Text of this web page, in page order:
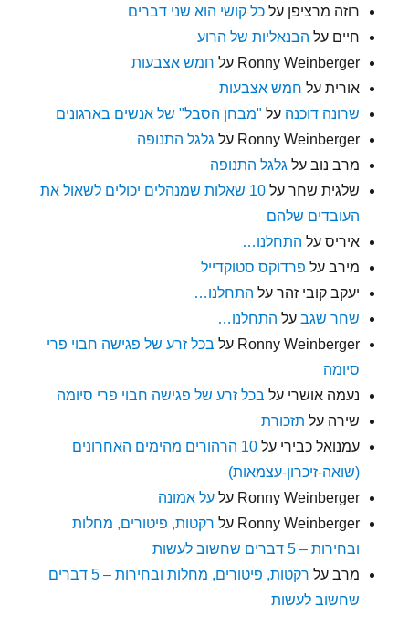
רוזה מרציפן עלכל קושי הוא שני דברים
חיים על הבנאליות של הרוע
Ronny Weinberger על חמש אצבעות
אורית על חמש אצבעות
שרונה דוכנה על "מבחן הסבל" של אנשים בארגונים
Ronny Weinberger על גלגל התנופה
מרב נוב על גלגל התנופה
שלגית שחר על
10 שאלות שמנהלים יכולים לשאול את
העובדים שלהם
איריס על התחלנו…
מירב על פרדוקס סטוקדייל
יעקב קובי זהר על התחלנו…
שחר שגב על התחלנו…
Ronny Weinberger על בכל זרע של פגישה חבוי פרי
סיומה
נעמה אושרי על בכל זרע של פגישה חבוי פרי סיומה
שירה על תזכורת
עמנואל כבירי על
10 הרהורים מהימים האחרונים
(שואה-זיכרון-עצמאות)
Ronny Weinberger עלעל אמונה
Ronny Weinberger על רקטות, פיטורים, מחלות
ובחירות – 5 דברים שחשוב לעשות
מרב על
רקטות, פיטורים, מחלות ובחירות – 5 דברים
שחשוב לעשות